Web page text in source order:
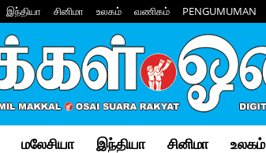
இந்தியா சினிமா உலகம் வணிகம் PENGUMUMAN
மலேசியா இந்தியா சினிமா உலகம்